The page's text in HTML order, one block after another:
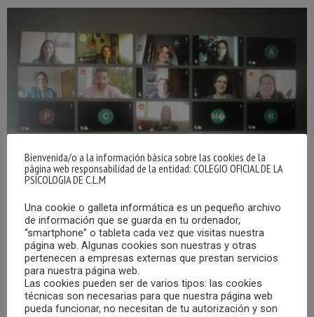
CELEBRADO EL CAFÉ-COLOQUIO VIRTUAL: TEA,
LA VIDA A TRAVÉS DEL ESPECTRO
02/06/2020
Bienvenida/o a la información básica sobre las cookies de la
página web responsabilidad de la entidad: COLEGIO OFICIAL DE LA
PSICOLOGIA DE C.L.M
Una cookie o galleta informática es un pequeño archivo
de información que se guarda en tu ordenador,
“smartphone” o tableta cada vez que visitas nuestra
página web. Algunas cookies son nuestras y otras
pertenecen a empresas externas que prestan servicios
para nuestra página web.
Las cookies pueden ser de varios tipos: las cookies
técnicas son necesarias para que nuestra página web
pueda funcionar, no necesitan de tu autorización y son